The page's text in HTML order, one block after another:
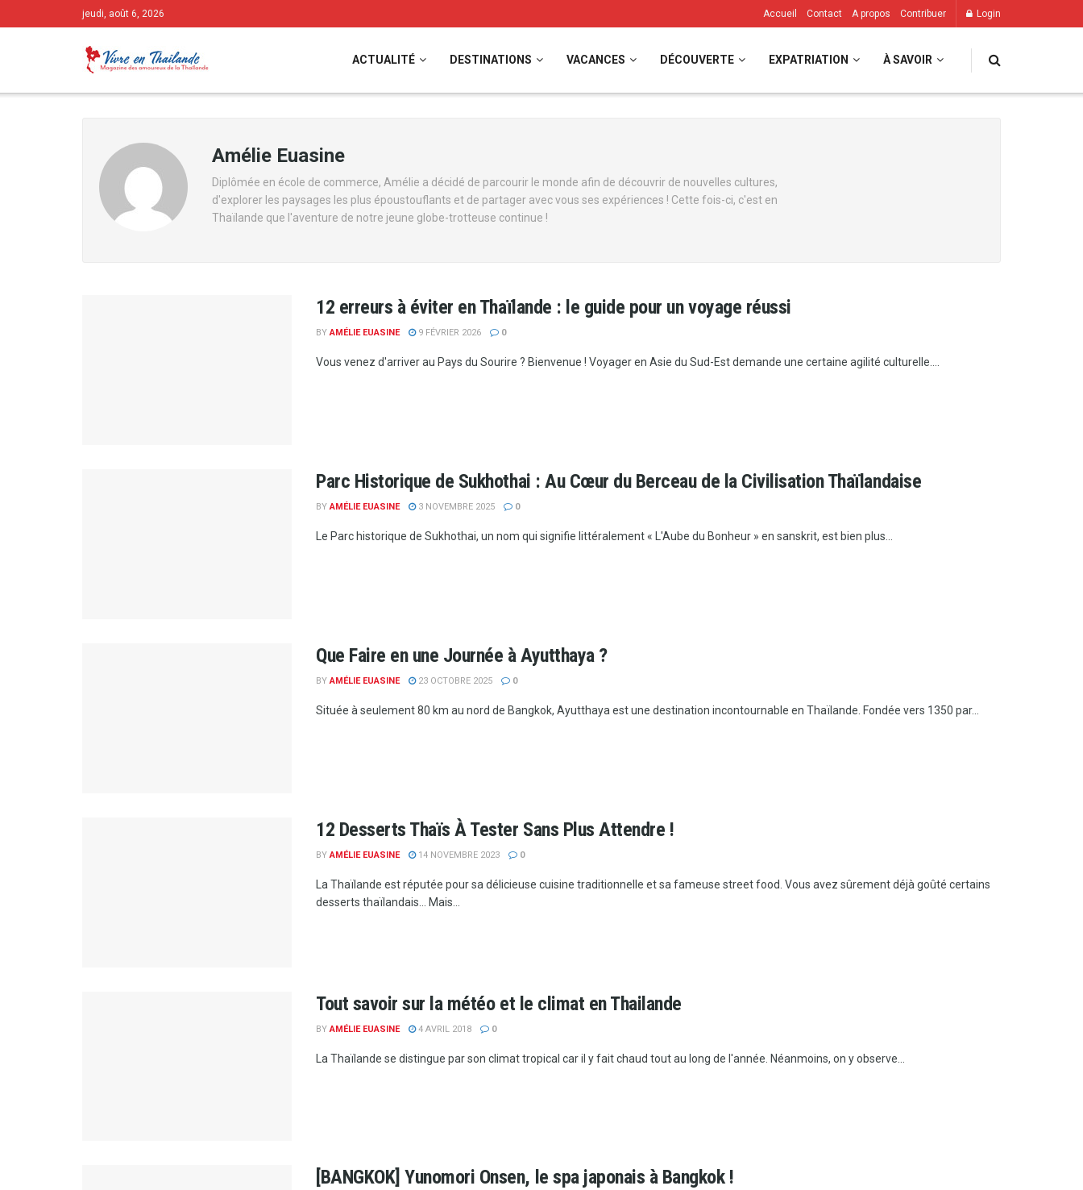
jeudi, août 6, 2026 Accueil Contact A propos Contribuer Login
ACTUALITÉ DESTINATIONS VACANCES DÉCOUVERTE EXPATRIATION À SAVOIR
Amélie Euasine
Diplômée en école de commerce, Amélie a décidé de parcourir le monde afin de découvrir de nouvelles cultures,
d'explorer les paysages les plus époustouflants et de partager avec vous ses expériences ! Cette fois-ci, c'est en
Thaïlande que l'aventure de notre jeune globe-trotteuse continue !
12 erreurs à éviter en Thaïlande : le guide pour un voyage réussi
BY AMÉLIE EUASINE 9 FÉVRIER 2026 0
Vous venez d'arriver au Pays du Sourire ? Bienvenue ! Voyager en Asie du Sud-Est demande une certaine agilité culturelle....
Parc Historique de Sukhothai : Au Cœur du Berceau de la Civilisation Thaïlandaise
BY AMÉLIE EUASINE 3 NOVEMBRE 2025 0
Le Parc historique de Sukhothai, un nom qui signifie littéralement « L'Aube du Bonheur » en sanskrit, est bien plus...
Que Faire en une Journée à Ayutthaya ?
BY AMÉLIE EUASINE 23 OCTOBRE 2025 0
Située à seulement 80 km au nord de Bangkok, Ayutthaya est une destination incontournable en Thaïlande. Fondée vers 1350 par...
12 Desserts Thaïs À Tester Sans Plus Attendre !
BY AMÉLIE EUASINE 14 NOVEMBRE 2023 0
La Thaïlande est réputée pour sa délicieuse cuisine traditionnelle et sa fameuse street food. Vous avez sûrement déjà goûté certains
desserts thaïlandais... Mais...
Tout savoir sur la météo et le climat en Thailande
BY AMÉLIE EUASINE 4 AVRIL 2018 0
La Thaïlande se distingue par son climat tropical car il y fait chaud tout au long de l'année. Néanmoins, on y observe...
[BANGKOK] Yunomori Onsen, le spa japonais à Bangkok !